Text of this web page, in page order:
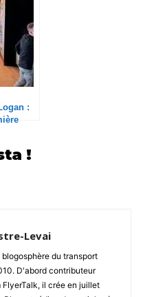
:
!
Levai
du transport
D'abord contributeur
FlyerTalk, il crée en juillet